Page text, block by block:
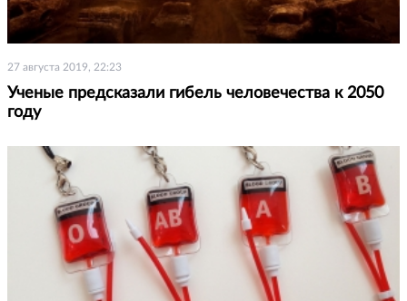
27 августа 2019, 22:23
Ученые предсказали гибель человечества к 2050
году